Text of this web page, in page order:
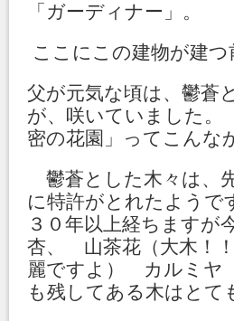
「ガーディナー」。
ここにこの建物が建
父が元気な頃は、鬱蒼
が、咲いていました
密の花園」ってこん
鬱蒼とした木々は、
に特許がとれたよう
３０年以上経ちます
杏、 山茶花（大木！
麗ですよ） カルミヤ
も残してある木はとて